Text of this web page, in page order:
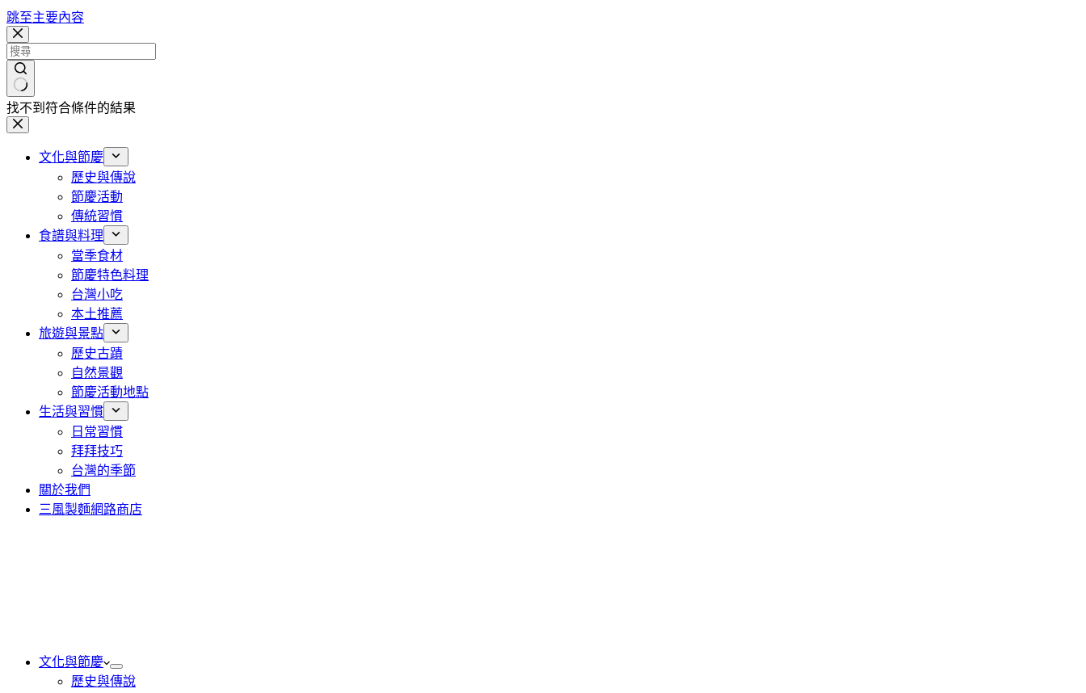
跳至主要內容
找不到符合條件的結果
文化與節慶
歷史與傳說
節慶活動
傳統習慣
食譜與料理
當季食材
節慶特色料理
台灣小吃
本土推薦
旅遊與景點
歷史古蹟
自然景觀
節慶活動地點
生活與習慣
日常習慣
拜拜技巧
台灣的季節
關於我們
三風製麵網路商店
文化與節慶
歷史與傳說